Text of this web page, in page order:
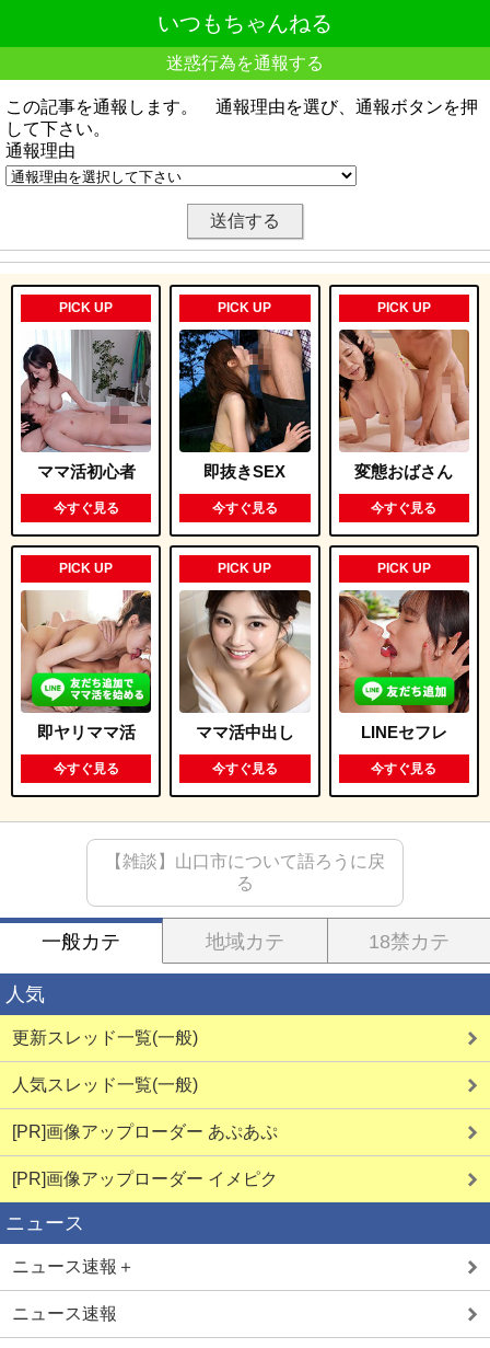
いつもちゃんねる
迷惑行為を通報する
この記事を通報します。 通報理由を選び、通報ボタンを押
して下さい。
通報理由
PICK UP
ママ活初心者
今すぐ見る
PICK UP
即抜きSEX
今すぐ見る
PICK UP
変態おばさん
今すぐ見る
PICK UP
即ヤリママ活
今すぐ見る
PICK UP
ママ活中出し
今すぐ見る
PICK UP
LINEセフレ
今すぐ見る
【雑談】山口市について語ろうに戻
る
一般カテ 地域カテ 18禁カテ
人気
更新スレッド一覧(一般)
人気スレッド一覧(一般)
[PR]画像アップローダー あぷあぷ
[PR]画像アップローダー イメピク
ニュース
ニュース速報＋
ニュース速報